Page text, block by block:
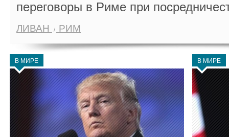
переговоры в Риме при
ЛИВАН РИМ
В МИРЕ В МИРЕ